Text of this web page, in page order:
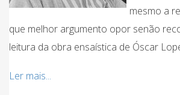
mesmo a
que melhor argumento opor senão
leitura da obra ensaística de Óscar
Ler mais...